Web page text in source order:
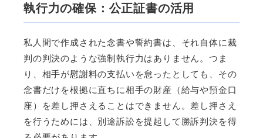
執行力の確保：公正証書の活用
私人間で作成された念書や誓約書は、それ自体に裁
判の判決のような強制執行力はありません。つま
り、相手が慰謝料の支払いを怠ったとしても、その
念書だけを根拠に直ちに相手の財産（給与や預金口
座）を差し押さえることはできません。差し押さえ
を行うためには、別途訴訟を提起して勝訴判決を得